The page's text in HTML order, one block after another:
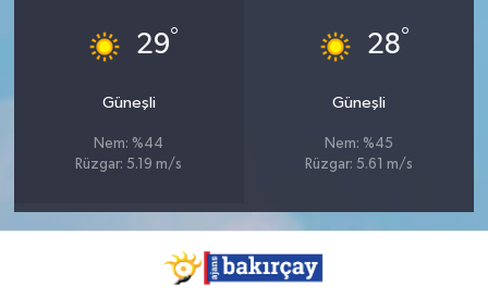
29°
Güneşli
Nem: %44
Rüzgar: 5.19 m/s
28°
Güneşli
Nem: %45
Rüzgar: 5.61 m/s